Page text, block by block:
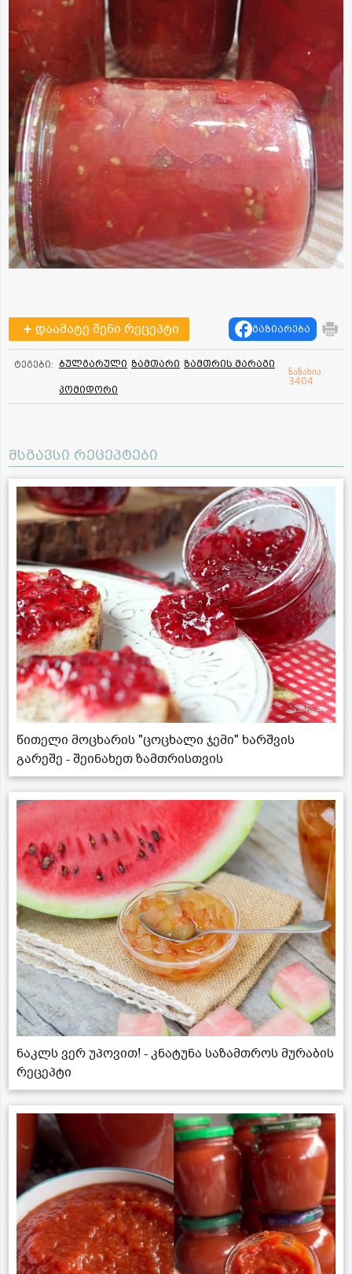
დაამატე შენი რეცეპტი გაზიარება
ტეგები: ბულგარული ზამთარი ზამთრის მარაგი
პომიდორი
ნანახია:
3404
მსგავსი რეცეპტები
წითელი მოცხარის "ცოცხალი ჯემი" ხარშვის
გარეშე - შეინახეთ ზამთრისთვის
ნაკლს ვერ უპოვით! - კნატუნა საზამთროს მურაბის
რეცეპტი